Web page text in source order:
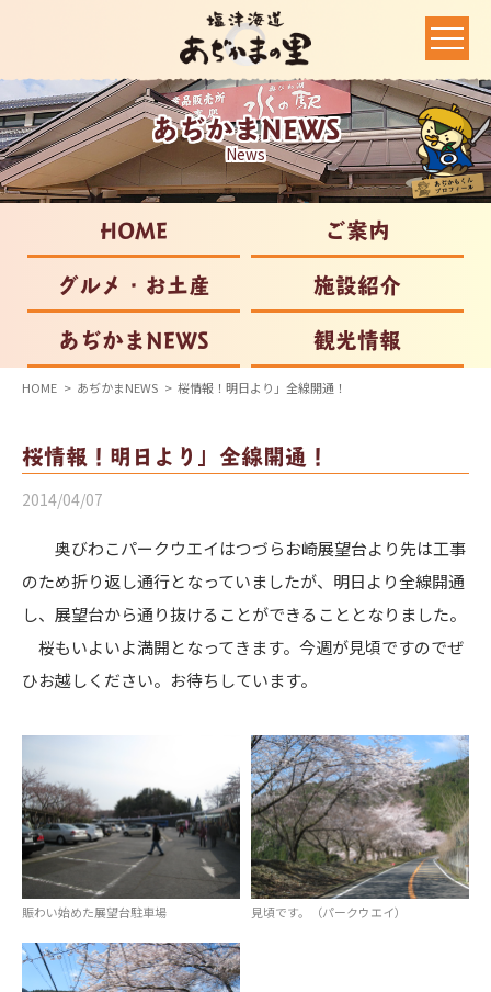
あぢかまNEWS
News
HOME
ご案内
グルメ・お土産
施設紹介
あぢかまNEWS
観光情報
HOME あぢかまNEWS 桜情報！明日より」全線開通！
桜情報！明日より」全線開通！
2014/04/07
奥びわこパークウエイはつづらお崎展望台より先は工事
のため折り返し通行となっていましたが、明日より全線開通
し、展望台から通り抜けることができることとなりました。
桜もいよいよ満開となってきます。今週が見頃ですのでぜ
ひお越しください。お待ちしています。
賑わい始めた展望台駐車場 見頃です。（パークウエイ）